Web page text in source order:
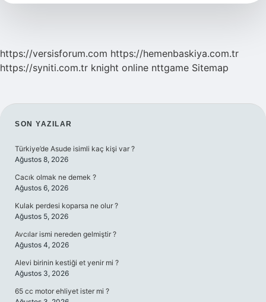
https://versisforum.com https://hemenbaskiya.com.tr
https://syniti.com.tr knight online nttgame Sitemap
SIDEBAR
SON YAZILAR
Türkiye’de Asude isimli kaç kişi var ?
Ağustos 8, 2026
Cacık olmak ne demek ?
Ağustos 6, 2026
Kulak perdesi koparsa ne olur ?
Ağustos 5, 2026
Avcılar ismi nereden gelmiştir ?
Ağustos 4, 2026
Alevi birinin kestiği et yenir mi ?
Ağustos 3, 2026
65 cc motor ehliyet ister mi ?